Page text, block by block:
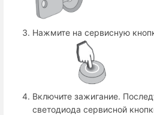
Нажмите на сервисную
Включите зажигание.
светодиода сервисной